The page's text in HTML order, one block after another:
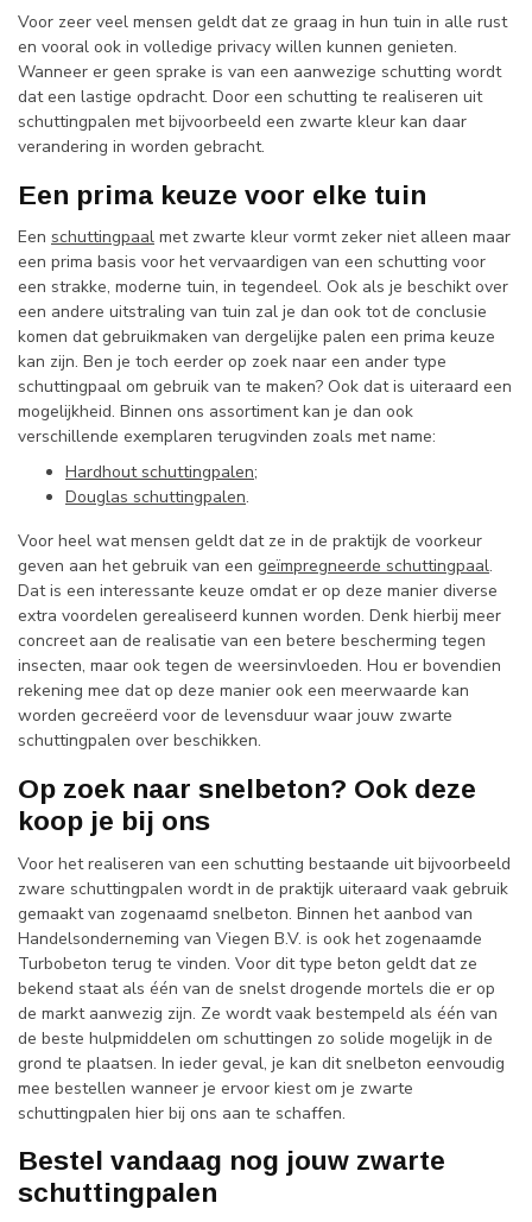
Voor zeer veel mensen geldt dat ze graag in hun tuin in alle rust
en vooral ook in volledige privacy willen kunnen genieten.
Wanneer er geen sprake is van een aanwezige schutting wordt
dat een lastige opdracht. Door een schutting te realiseren uit
schuttingpalen met bijvoorbeeld een zwarte kleur kan daar
verandering in worden gebracht.
Een prima keuze voor elke tuin
Een schuttingpaal met zwarte kleur vormt zeker niet alleen maar
een prima basis voor het vervaardigen van een schutting voor
een strakke, moderne tuin, in tegendeel. Ook als je beschikt over
een andere uitstraling van tuin zal je dan ook tot de conclusie
komen dat gebruikmaken van dergelijke palen een prima keuze
kan zijn. Ben je toch eerder op zoek naar een ander type
schuttingpaal om gebruik van te maken? Ook dat is uiteraard een
mogelijkheid. Binnen ons assortiment kan je dan ook
verschillende exemplaren terugvinden zoals met name:
Hardhout schuttingpalen;
Douglas schuttingpalen.
Voor heel wat mensen geldt dat ze in de praktijk de voorkeur
geven aan het gebruik van een geïmpregneerde schuttingpaal.
Dat is een interessante keuze omdat er op deze manier diverse
extra voordelen gerealiseerd kunnen worden. Denk hierbij meer
concreet aan de realisatie van een betere bescherming tegen
insecten, maar ook tegen de weersinvloeden. Hou er bovendien
rekening mee dat op deze manier ook een meerwaarde kan
worden gecreëerd voor de levensduur waar jouw zwarte
schuttingpalen over beschikken.
Op zoek naar snelbeton? Ook deze
koop je bij ons
Voor het realiseren van een schutting bestaande uit bijvoorbeeld
zware schuttingpalen wordt in de praktijk uiteraard vaak gebruik
gemaakt van zogenaamd snelbeton. Binnen het aanbod van
Handelsonderneming van Viegen B.V. is ook het zogenaamde
Turbobeton terug te vinden. Voor dit type beton geldt dat ze
bekend staat als één van de snelst drogende mortels die er op
de markt aanwezig zijn. Ze wordt vaak bestempeld als één van
de beste hulpmiddelen om schuttingen zo solide mogelijk in de
grond te plaatsen. In ieder geval, je kan dit snelbeton eenvoudig
mee bestellen wanneer je ervoor kiest om je zwarte
schuttingpalen hier bij ons aan te schaffen.
Bestel vandaag nog jouw zwarte
schuttingpalen